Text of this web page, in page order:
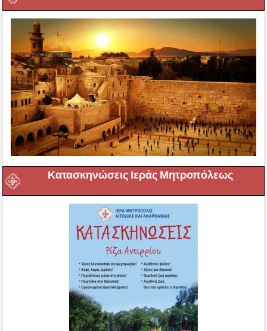
Κατασκηνώσεις Ιεράς Μητροπόλεως